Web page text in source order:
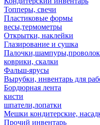
Топперы, свечи
Пластиковые формы
весы,термометры
Открытки, наклейки
Глазирование и сушка
коврики, скалки
Фальш-ярусы
Вырубки, инвентарь для
Бордюрная лента
кисти
шпатели,лопатки
Мешки кондитерские,
Прочий инвентарь